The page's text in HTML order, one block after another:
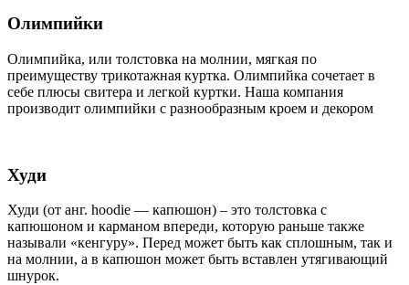
Олимпийки
Олимпийка, или толстовка на молнии, мягкая по
преимуществу трикотажная куртка. Олимпийка сочетает в
себе плюсы свитера и легкой куртки. Наша компания
производит олимпийки с разнообразным кроем и декором
Худи
Худи (от анг. hoodie — капюшон) – это толстовка с
капюшоном и карманом впереди, которую раньше также
называли «кенгуру». Перед может быть как сплошным, так и
на молнии, а в капюшон может быть вставлен утягивающий
шнурок.